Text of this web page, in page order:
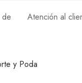
Atención al
y Poda